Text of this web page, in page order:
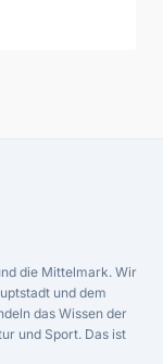
die Mittelmark. Wir
und dem
das Wissen der
und Sport. Das ist